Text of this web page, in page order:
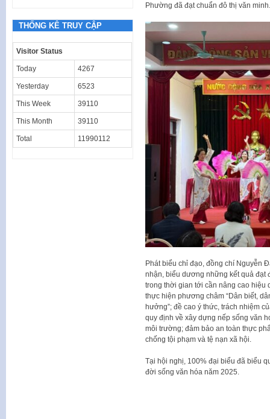
Phường đã đạt chuẩn đô thị văn minh.
Phát biểu chỉ đạo, đồng chí Nguyễn
nhận, biểu dương những kết quả đạt
trong thời gian tới cần nâng cao hiệu
thực hiện phương châm “Dân biết,
hưởng”; đề cao ý thức, trách nhiệm
quy định về xây dựng nếp sống văn
môi trường; đảm bảo an toàn thực
chống tội phạm và tệ nạn xã hội.
Tại hội nghị, 100% đại biểu đã biểu
đời sống văn hóa năm 2025.
THỐNG KÊ TRUY CẬP
Visitor Status
Today 4267
Yesterday 6523
This Week 39110
This Month 39110
Total 11990112